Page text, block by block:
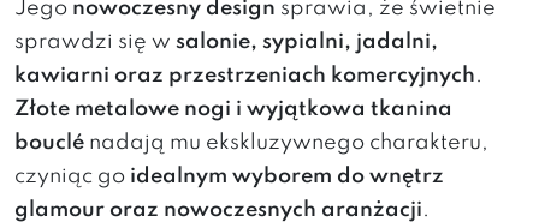
Jego nowoczesny design sprawia, że świetnie
sprawdzi się w salonie, sypialni, jadalni,
kawiarni oraz przestrzeniach komercyjnych.
Złote metalowe nogi i wyjątkowa tkanina
bouclé nadają mu ekskluzywnego charakteru,
czyniąc go idealnym wyborem do wnętrz
glamour oraz nowoczesnych aranżacji.